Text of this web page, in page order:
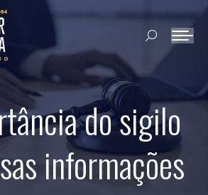
Search:
do sigilo
informações